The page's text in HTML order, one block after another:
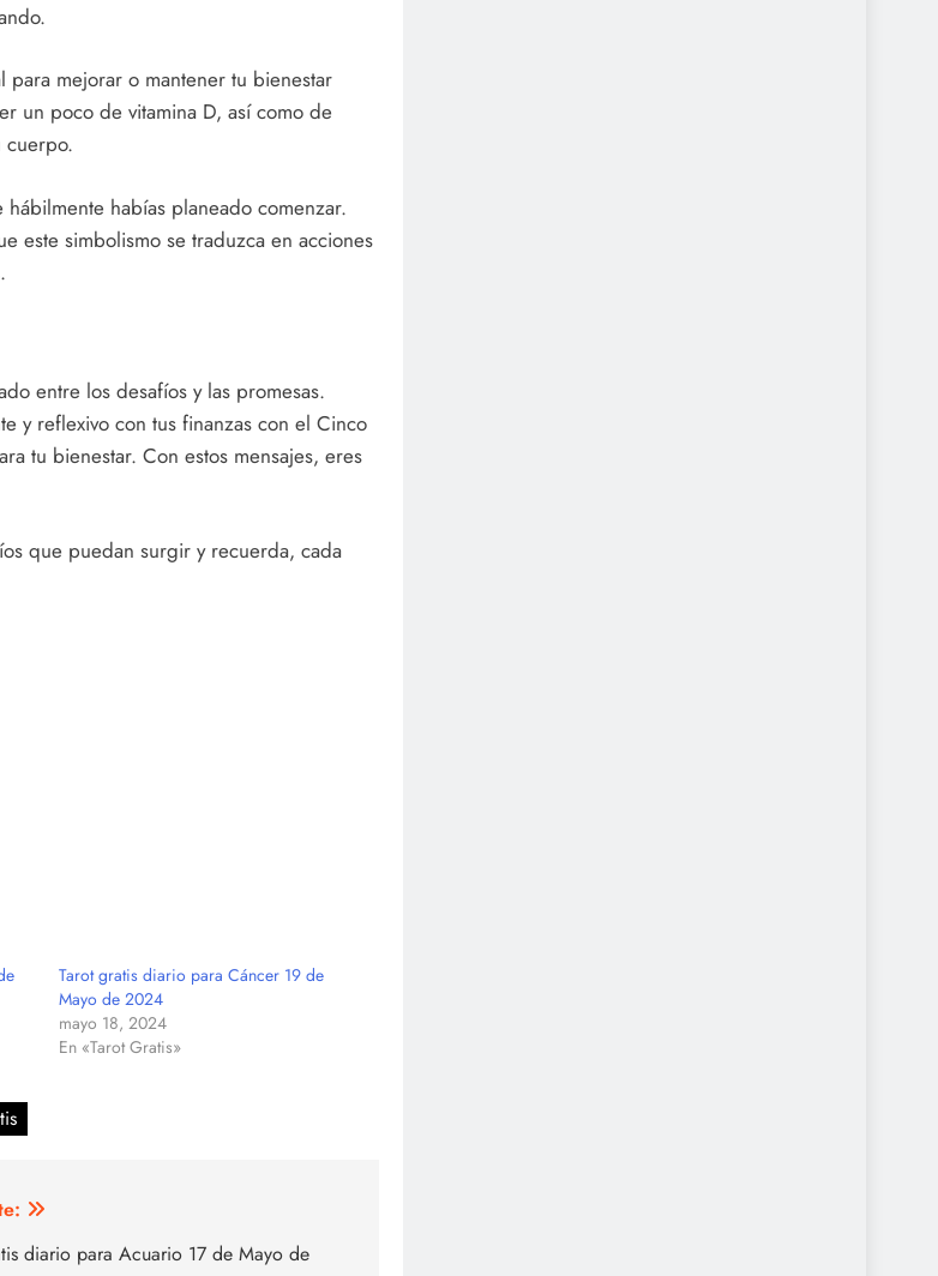
mejorar o mantener tu bienestar
un poco de vitamina D, así como de
cuerpo.
habías planeado comenzar.
este simbolismo se traduzca en acciones
entre los desafíos y las promesas.
y reflexivo con tus finanzas con el Cinco
tu bienestar. Con estos mensajes, eres
que puedan surgir y recuerda, cada
Tarot gratis diario para Cáncer 19 de
Mayo de 2024
mayo 18, 2024
En «Tarot Gratis»
diario para Acuario 17 de Mayo de